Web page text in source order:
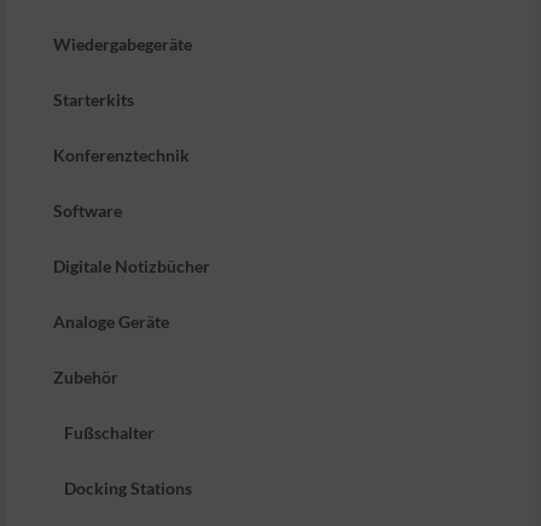
Wiedergabegeräte
Starterkits
Konferenztechnik
Software
Digitale Notizbücher
Analoge Geräte
Zubehör
Fußschalter
Docking Stations